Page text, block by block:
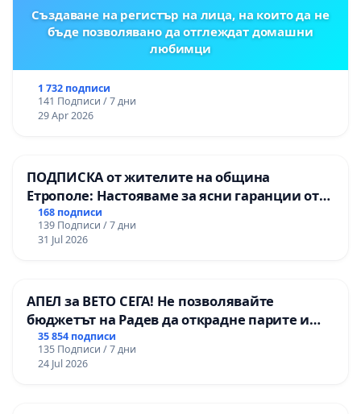
Създаване на регистър на лица, на които да не
бъде позволявано да отглеждат домашни
любимци
1 732 подписи
141 Подписи / 7 дни
29 Apr 2026
ПОДПИСКА от жителите на община
Етрополе: Настояваме за ясни гаранции от
“Елаците-МЕД” АД и от държавата, че ще се
изпълнят всички екологични норми!
168 подписи
139 Подписи / 7 дни
31 Jul 2026
АПЕЛ за ВЕТО СЕГА! Не позволявайте
бюджетът на Радев да открадне парите и
правата ни в тъмното
35 854 подписи
135 Подписи / 7 дни
24 Jul 2026